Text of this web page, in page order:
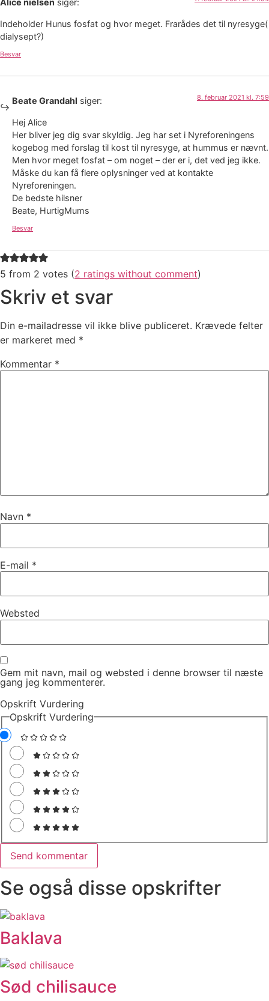
Alice nielsen siger:
Indeholder Hunus fosfat og hvor meget. Frarådes det til nyresyge(
dialysept?)
Besvar
Beate Grandahl siger: 8. februar 2021 kl. 7:59
Hej Alice
Her bliver jeg dig svar skyldig. Jeg har set i Nyreforeningens
kogebog med forslag til kost til nyresyge, at hummus er nævnt.
Men hvor meget fosfat – om noget – der er i, det ved jeg ikke.
Måske du kan få flere oplysninger ved at kontakte
Nyreforeningen.
De bedste hilsner
Beate, HurtigMums
Besvar
5 from 2 votes (2 ratings without comment)
Skriv et svar
Din e-mailadresse vil ikke blive publiceret. Krævede felter
er markeret med *
Kommentar *
Navn *
E-mail *
Websted
Gem mit navn, mail og websted i denne browser til næste
gang jeg kommenterer.
Opskrift Vurdering
Opskrift Vurdering
Se også disse opskrifter
Baklava
Sød chilisauce